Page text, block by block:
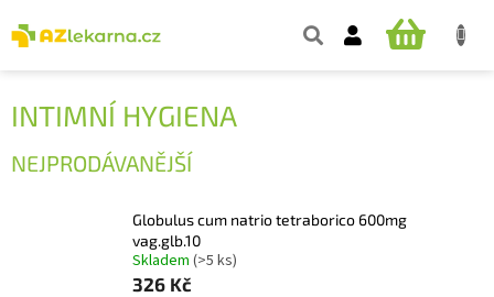
na
obsah
NÁKUPNÍ
INTIMNÍ HYGIENA
NEJPRODÁVANĚJŠÍ
Globulus cum natrio tetraborico 600mg
vag.glb.10
Skladem (>5 ks)
326 Kč